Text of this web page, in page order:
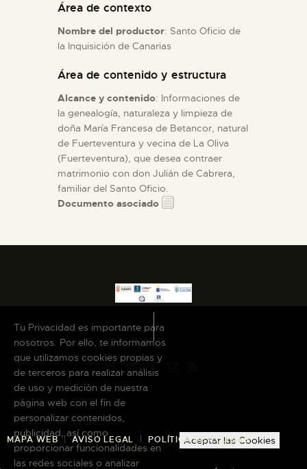
Área de contexto
Nombre del productor: Santo Oficio de
la Inquisición de Canarias
Área de contenido y estructura
Alcance y contenido: Informaciones de
la genealogía, naturaleza y limpieza de
doña María Francesa de Betancor, natural
de Fuerteventura y vecina de La Oliva
(Fuerteventura), que desea contraer
matrimonio con don Julián de Cabrera,
familiar del Santo Oficio.
Documento asociado
MAPA WEB AVISO LEGAL POLÍTICA DE COOKIES
Tu Privacidad es importante para
nosotros. Por ello, te informamos
que utilizamos cookies propias y
de terceros para realizar análisis
de uso y medición de nuestra
página web con el fin de
personalizar contenidos,
publicidad, así como
proporcionar funcionalidades en
las redes sociales o analizar
Aceptar las Cookies